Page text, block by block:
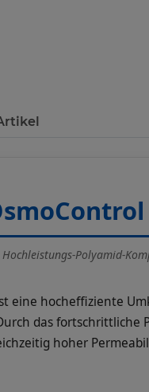
Hochleistungs-Polyamid-
eine hocheffiziente
das fortschrittliche
hoher